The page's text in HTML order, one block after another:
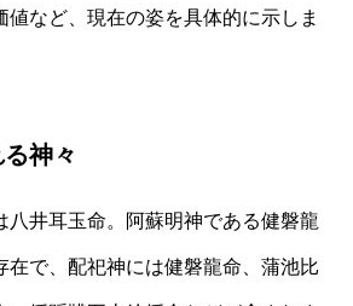
値など、現在の姿を具体的に示しま
神々
八井耳玉命。阿蘇明神である健磐龍
在で、配祀神には健磐龍命、蒲池比